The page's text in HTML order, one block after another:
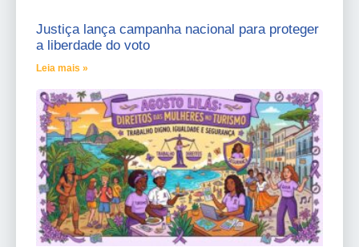
Justiça lança campanha nacional para proteger
a liberdade do voto
Leia mais »